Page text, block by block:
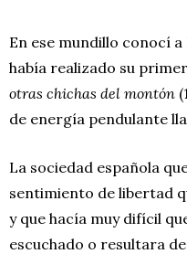
En ese mundillo conocí
había realizado su
otras chichas del montón
de energía pendulante
La sociedad española
sentimiento de libertad
y que hacía muy difícil
escuchado o resultara